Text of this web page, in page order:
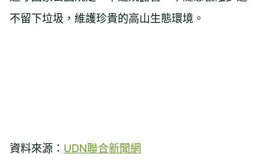
不留下垃圾，維護珍貴的高山生態環境。
資料來源： UDN聯合新聞網